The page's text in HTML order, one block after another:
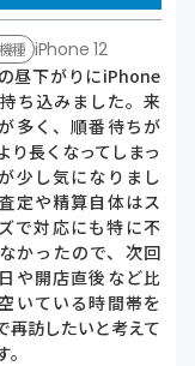
種 iPhone 12
昼下がりにiPhone
ち込みました。来
多く、順番待ちが
り長くなってしまっ
少し気になりまし
定や精算自体はス
で対応にも特に不
かったので、次回
や開店直後など比
いている時間帯を
再訪したいと考えて